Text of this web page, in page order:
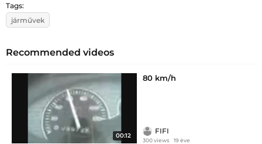
Tags:
járművek
Recommended videos
00:12
80 km/h
FIFI
300 views 19 éve